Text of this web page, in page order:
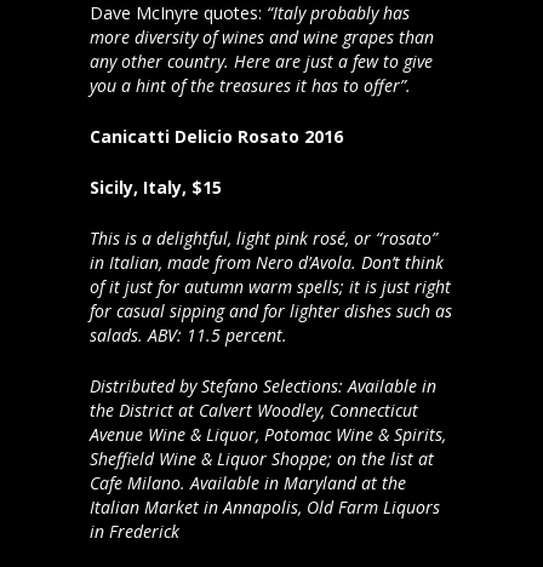
Dave McInyre quotes: “Italy probably has
more diversity of wines and wine grapes than
any other country. Here are just a few to give
you a hint of the treasures it has to offer”.
Canicatti Delicio Rosato 2016
Sicily, Italy, $15
This is a delightful, light pink rosé, or “rosato”
in Italian, made from Nero d’Avola. Don’t think
of it just for autumn warm spells; it is just right
for casual sipping and for lighter dishes such as
salads. ABV: 11.5 percent.
Distributed by Stefano Selections: Available in
the District at Calvert Woodley, Connecticut
Avenue Wine & Liquor, Potomac Wine & Spirits,
Sheffield Wine & Liquor Shoppe; on the list at
Cafe Milano. Available in Maryland at the
Italian Market in Annapolis, Old Farm Liquors
in Frederick